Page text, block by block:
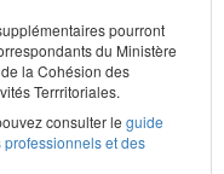
pourront
du Ministère
la Cohésion des
Terrritoriales.
consulter le guide
et des